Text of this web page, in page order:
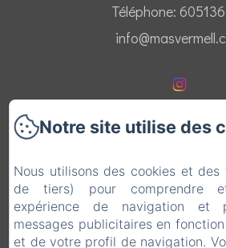
Téléphone:
Accueil
Appartements
Environs
Notre site utilise des
Nous utilisons des cookies et
de tiers) pour comprendre
expérience de navigation et
messages publicitaires en
et de votre profil de navigation.